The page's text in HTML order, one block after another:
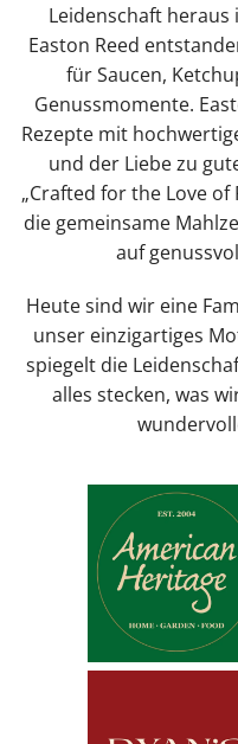
Leidenschaft heraus
Easton Reed
für Saucen,
Genussmomente.
Rezepte mit
und der Liebe zu
„Crafted for the Love
die gemeinsame
auf
Heute sind wir eine
unser einzigartiges
spiegelt die
alles stecken, was